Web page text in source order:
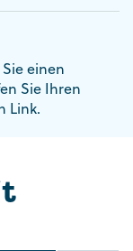
einen
Sie Ihren
Link.